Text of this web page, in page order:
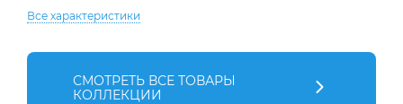
Все характеристики
СМОТРЕТЬ ВСЕ ТОВАРЫ
КОЛЛЕКЦИИ